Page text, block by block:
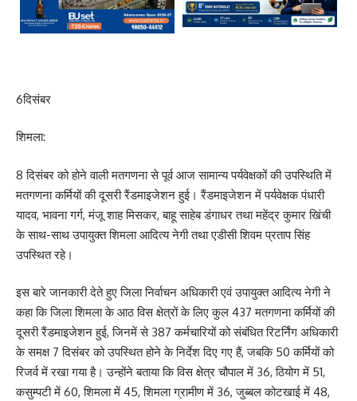
6दिसंबर
शिमला:
8 दिसंबर को होने वाली मतगणना से पूर्व आज सामान्य पर्यवेक्षकों की उपस्थिति में
मतगणना कर्मियों की दूसरी रैंडमाइजेशन हुई। रैंडमाइजेशन में पर्यवेक्षक पंधारी
यादव, भावना गर्ग, मंजू शाह मिसकर, बाहू साहेब डंगाधर तथा महेंद्र कुमार खिंची
के साथ-साथ उपायुक्त शिमला आदित्य नेगी तथा एडीसी शिवम प्रताप सिंह
उपस्थित रहे।
इस बारे जानकारी देते हुए जिला निर्वाचन अधिकारी एवं उपायुक्त आदित्य नेगी ने
कहा कि जिला शिमला के आठ विस क्षेत्रों के लिए कुल 437 मतगणना कर्मियों की
दूसरी रैंडमाइजेशन हुई, जिनमें से 387 कर्मचारियों को संबंधित रिटर्निंग अधिकारी
के समक्ष 7 दिसंबर को उपस्थित होने के निर्देश दिए गए हैं, जबकि 50 कर्मियों को
रिजर्व में रखा गया है। उन्होंने बताया कि विस क्षेत्र चौपाल में 36, ठियोग में 51,
कसुम्पटी में 60, शिमला में 45, शिमला ग्रामीण में 36, जुब्बल कोटखाई में 48,